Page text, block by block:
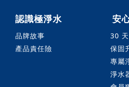
認識極淨水
品牌故事
產品責任險
安心
30
保固
專屬
淨水